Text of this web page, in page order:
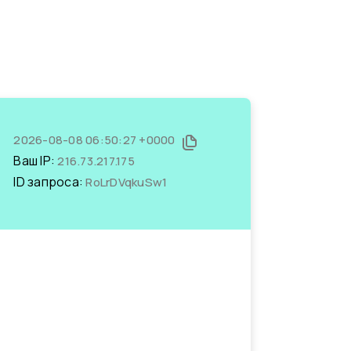
2026-08-08 06:50:27 +0000
Ваш IP:216.73.217.175
ID запроса:RoLrDVqkuSw1